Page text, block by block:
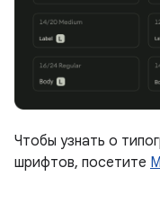
Чтобы узнать о
шрифтов, посетите